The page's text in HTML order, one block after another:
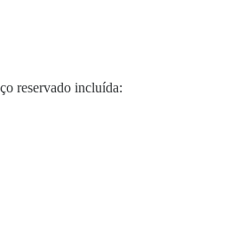
reservado incluída: